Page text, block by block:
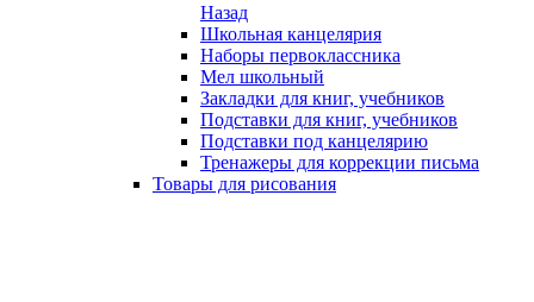
Назад
Школьная канцелярия
Наборы первоклассника
Мел школьный
Закладки для книг, учебников
Подставки для книг, учебников
Подставки под канцелярию
Тренажеры для коррекции письма
Товары для рисования